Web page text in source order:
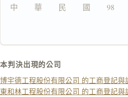
中　　華　　民　　國　　98　
本判決出現的公司
博宇德工程股份有限公司 的工商登記與
東和林工程股份有限公司 的工商登記與